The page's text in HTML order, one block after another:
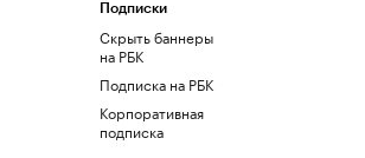
Подписки
Скрыть баннеры
на РБК
Подписка на РБК
Корпоративная
подписка